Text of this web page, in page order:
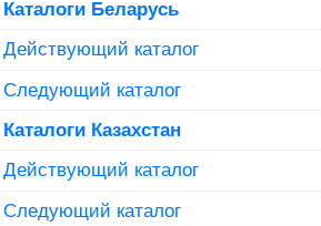
Каталоги Беларусь
Действующий каталог
Следующий каталог
Каталоги Казахстан
Действующий каталог
Следующий каталог